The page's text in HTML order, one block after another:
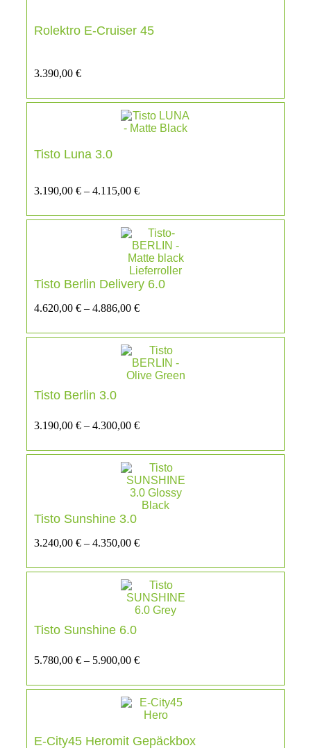
Rolektro E-Cruiser 45
3.390,00 €
Tisto Luna 3.0
3.190,00 € – 4.115,00 €
Tisto Berlin Delivery 6.0
4.620,00 € – 4.886,00 €
Tisto Berlin 3.0
3.190,00 € – 4.300,00 €
Tisto Sunshine 3.0
3.240,00 € – 4.350,00 €
Tisto Sunshine 6.0
5.780,00 € – 5.900,00 €
E-City45 Heromit Gepäckbox